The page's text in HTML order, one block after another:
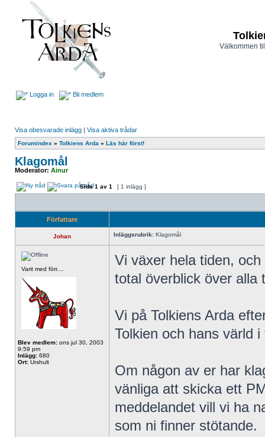
Välkommen
Logga in Bli medlem
Visa obesvarade inlägg | Visa aktiva trådar
Forumindex » Tolkiens Arda » Läs här först!
Klagomål
Moderator: Ainur
Sida1 av 1 [ 1 inlägg ]
Författare
Johan Inläggsrubrik: Klagomål
Varit med förr....
Blev medlem: ons jul 30, 2003
9:59 pm
Inlägg: 680
Ort: Urshult
Vi växer hela tiden,
total överblick över alla
Vi på Tolkiens Arda
Tolkien och hans värld
Om någon av er har
vänliga att skicka ett
meddelandet vill vi ha
som ni finner stötande.